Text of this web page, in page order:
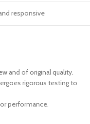
responsive
and of original quality.
rigorous testing to
performance.